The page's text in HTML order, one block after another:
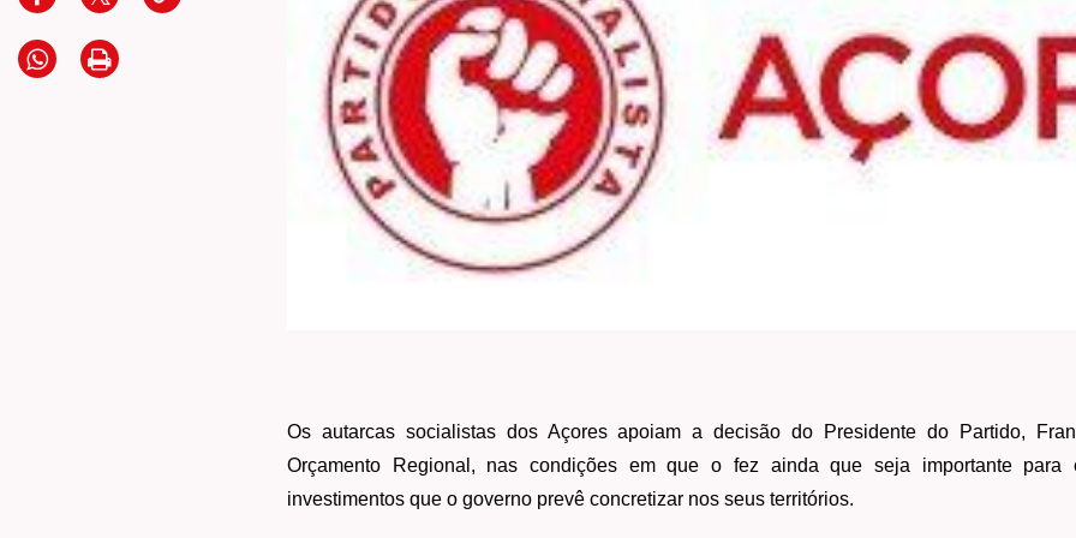
Os autarcas socialistas dos Açores apoiam a decisão do Presidente do Partido,
Orçamento Regional, nas condições em que o fez ainda que seja importante para
investimentos que o governo prevê concretizar nos seus territórios.